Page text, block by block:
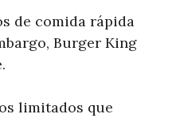
de comida rápida
Burger King
limitados que